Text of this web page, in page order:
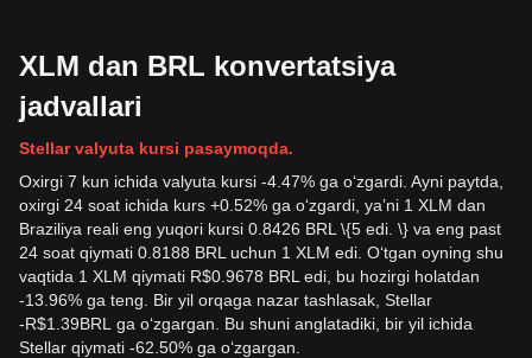
XLM dan BRL konvertatsiya
jadvallari
Stellar valyuta kursi pasaymoqda.
Oxirgi 7 kun ichida valyuta kursi -4.47% ga oʻzgardi. Ayni paytda,
oxirgi 24 soat ichida kurs +0.52% ga oʻzgardi, yaʼni 1 XLM dan
Braziliya reali eng yuqori kursi 0.8426 BRL \{5 edi. \} va eng past
24 soat qiymati 0.8188 BRL uchun 1 XLM edi. Oʻtgan oyning shu
vaqtida 1 XLM qiymati R$0.9678 BRL edi, bu hozirgi holatdan
-13.96% ga teng. Bir yil orqaga nazar tashlasak, Stellar
-R$1.39BRL ga oʻzgargan. Bu shuni anglatadiki, bir yil ichida
Stellar qiymati -62.50% ga oʻzgargan.